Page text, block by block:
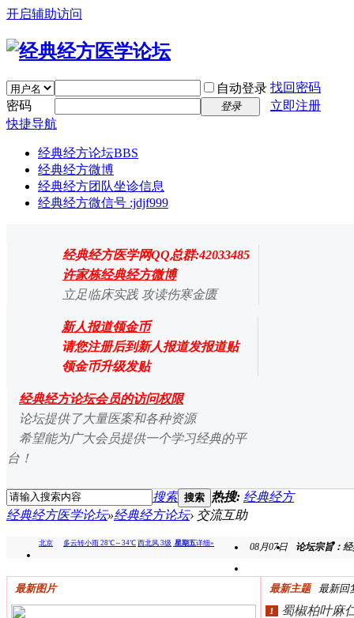
开启辅助访问
自动登录 找回密码
密码
登录
立即注册
快捷导航
经典经方论坛BBS
经典经方微博
经典经方团队坐诊信息
经典经方微信号 :jdjf999
经典经方医学网QQ总群:42033485
许家栋经典经方微博
立足临床实践 攻读伤寒金匮
新人报道领金币
请您注册后到新人报道发报道贴
领金币升级发贴
经典经方论坛会员的访问权限
论坛提供了大量医案和各种资源
希望能为广大会员提供一个学习经典的平
台！
搜索 搜索 热搜: 经典经方
经典经方医学论坛»经典经方论坛› 交流互助
08月07日 论坛宗旨：
最新图片 最新主题 最新回
1 蜀椒柏叶麻